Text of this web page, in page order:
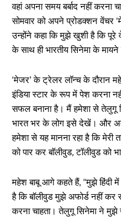
वहां अपना समय बर्बाद नहीं करना
सोमवार को अपने प्रोडक्शन वेंचर
उन्होंने कहा कि मुझे खुशी है कि
के साथ ही भारतीय सिनेमा के
‘मेजर’ के ट्रेलर लॉन्च के दौरान
इंडिया स्टार के रूप में पेश करना
सफल बनाना है। मैं हमेशा से तेलुगू
भारत भर के लोग इसे देखें। और अब
हमेशा से यह मानना रहा है कि
को पार कर बॉलीवुड, टॉलीवुड को
महेश बाबू आगे कहते हैं, “मुझे हिंदी
है कि बॉलीवुड मुझे अफोर्ड नहीं कर
करना चाहता। तेलुगू सिनेमा ने मुझे